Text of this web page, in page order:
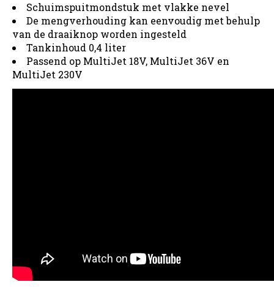
Schuimspuitmondstuk met vlakke nevel
De mengverhouding kan eenvoudig met behulp
van de draaiknop worden ingesteld
Tankinhoud 0,4 liter
Passend op MultiJet 18V, MultiJet 36V en
MultiJet 230V